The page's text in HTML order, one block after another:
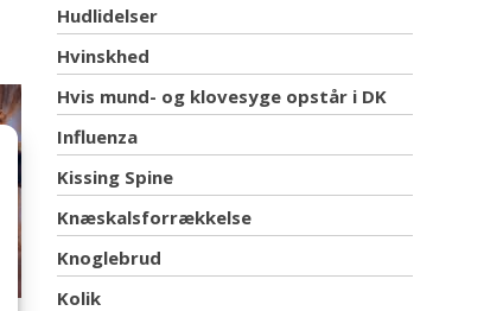
Hudlidelser
Hvinskhed
Hvis mund- og klovesyge opstår i DK
Influenza
Kissing Spine
Knæskalsforrækkelse
Knoglebrud
Kolik